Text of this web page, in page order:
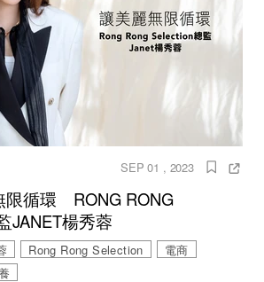
SEP 01 , 2023
限循環 RONG RONG
JANET楊秀蓉
Rong Rong Selection
電商